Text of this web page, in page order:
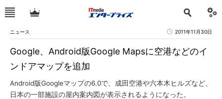
ニュース 2011年11月30日
Google、Android版Google Mapsに空港などのイ
ンドアマップを追加
Android版Googleマップの6.0で、成田空港や六本木ヒルズなど、
日本の一部施設の屋内案内図が表示されるようになった。